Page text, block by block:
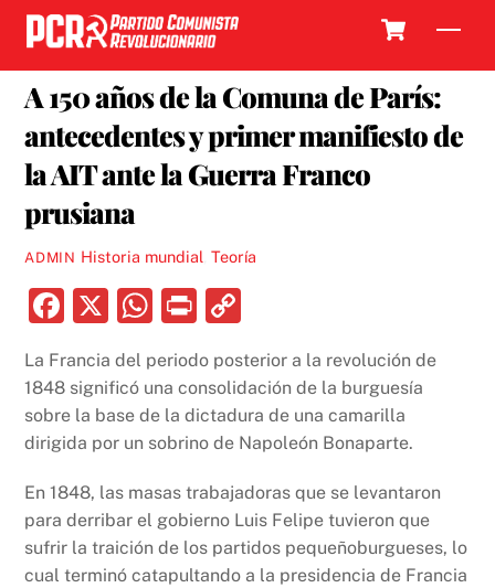
Skip
content
A 150 años de la Comuna de París:
antecedentes y primer manifiesto de
la AIT ante la Guerra Franco
prusiana
ADMIN Historia mundial Teoría
F
c
e
b
o
o
k
X
W
at
s
A
p
p
P
nt p
y
Li
n
k
La Francia del periodo posterior a la revolución de
1848 significó una consolidación de la burguesía
sobre la base de la dictadura de una camarilla
dirigida por un sobrino de Napoleón Bonaparte.
En 1848, las masas trabajadoras que se levantaron
para derribar el gobierno Luis Felipe tuvieron que
sufrir la traición de los partidos pequeñoburgueses, lo
cual terminó catapultando a la presidencia de Francia